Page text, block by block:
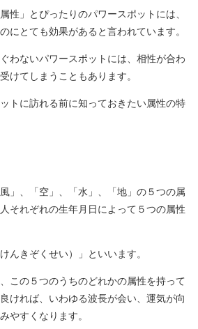
性」とぴったりのパワースポットには、
にとても効果があると言われています。
わないパワースポットには、相性が合わ
けてしまうこともあります。
トに訪れる前に知っておきたい属性の特
」、「空」、「水」、「地」の５つの属
それぞれの生年月日によって５つの属性
んきぞくせい）」といいます。
この５つのうちのどれかの属性を持って
ければ、いわゆる波長が会い、運気が向
やすくなります。